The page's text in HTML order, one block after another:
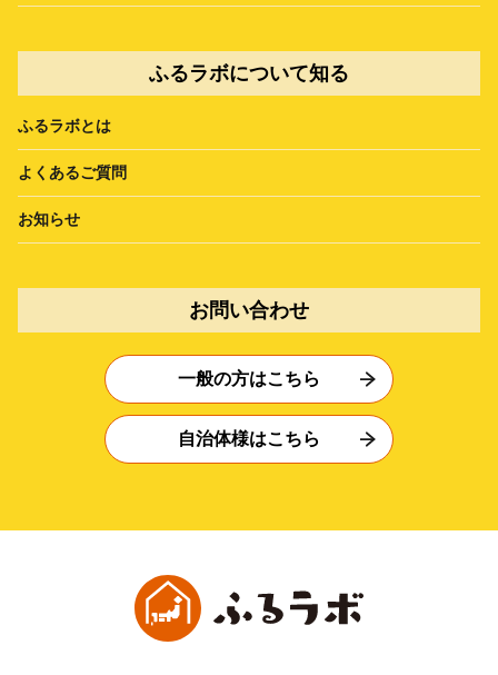
ふるラボについて知る
ふるラボとは
よくあるご質問
お知らせ
お問い合わせ
一般の方はこちら
自治体様はこちら